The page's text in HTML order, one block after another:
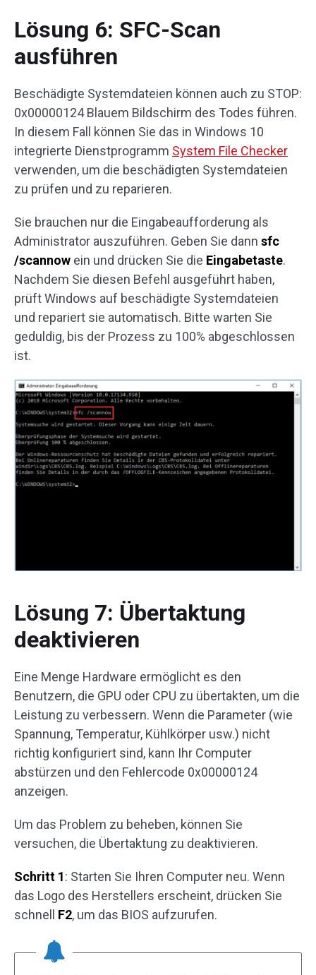
Lösung 6: SFC-Scan
ausführen
Beschädigte Systemdateien können auch zu STOP:
0x00000124 Blauem Bildschirm des Todes führen.
In diesem Fall können Sie das in Windows 10
integrierte Dienstprogramm System File Checker
verwenden, um die beschädigten Systemdateien
zu prüfen und zu reparieren.
Sie brauchen nur die Eingabeaufforderung als
Administrator auszuführen. Geben Sie dann sfc
/scannow ein und drücken Sie die Eingabetaste.
Nachdem Sie diesen Befehl ausgeführt haben,
prüft Windows auf beschädigte Systemdateien
und repariert sie automatisch. Bitte warten Sie
geduldig, bis der Prozess zu 100% abgeschlossen
ist.
Lösung 7: Übertaktung
deaktivieren
Eine Menge Hardware ermöglicht es den
Benutzern, die GPU oder CPU zu übertakten, um die
Leistung zu verbessern. Wenn die Parameter (wie
Spannung, Temperatur, Kühlkörper usw.) nicht
richtig konfiguriert sind, kann Ihr Computer
abstürzen und den Fehlercode 0x00000124
anzeigen.
Um das Problem zu beheben, können Sie
versuchen, die Übertaktung zu deaktivieren.
Schritt 1: Starten Sie Ihren Computer neu. Wenn
das Logo des Herstellers erscheint, drücken Sie
schnell F2, um das BIOS aufzurufen.